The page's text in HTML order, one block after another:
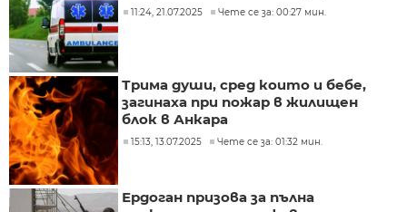
11:24, 21.07.2025 Чете се за: 00:27 мин.
Трима души, сред които и бебе,
загинаха при пожар в жилищен
блок в Анкара
15:13, 13.07.2025 Чете се за: 01:32 мин.
Ердоган призова за пълна